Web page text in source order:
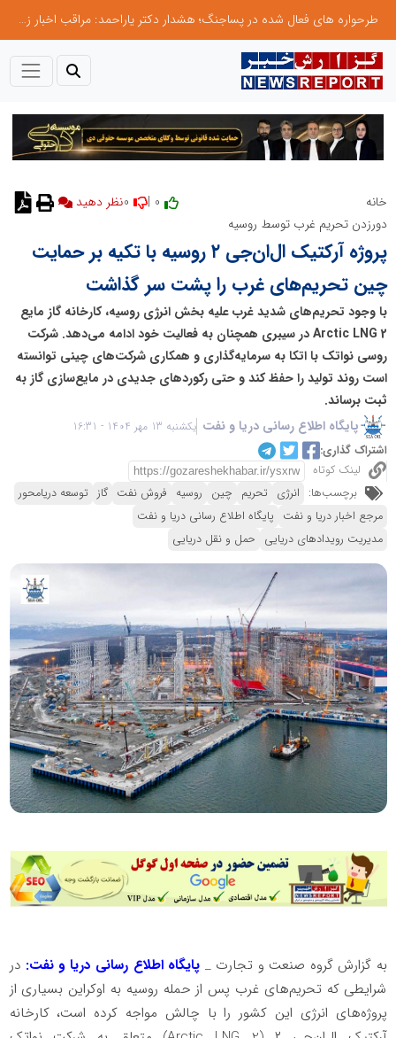
طرحواره های فعال شده در پساجنگ؛ هشدار دکتر یاراحمد: مراقب اخبار زرد و واکنش های هیجانی باشید
خانه
دورزدن تحریم غرب توسط روسیه
پروژه آرکتیک ال‌ان‌جی ۲ روسیه با تکیه بر حمایت
چین تحریم‌های غرب را پشت سر گذاشت
با وجود تحریم‌های شدید غرب علیه بخش انرژی روسیه، کارخانه گاز مایع
Arctic LNG 2 در سیبری همچنان به فعالیت خود ادامه می‌دهد. شرکت
روسی نواتک با اتکا به سرمایه‌گذاری و همکاری شرکت‌های چینی توانسته
است روند تولید را حفظ کند و حتی رکوردهای جدیدی در مایع‌سازی گاز به
ثبت برساند.
پایگاه اطلاع رسانی دریا و نفت یکشنبه 13 مهر 1404 - 16:31
اشتراک گذاری:
لینک کوتاه
برچسب‌ها: انرژی تحریم چین روسیه فروش نفت گاز توسعه دریامحور
مرجع اخبار دریا و نفت پایگاه اطلاع رسانی دریا و نفت
مدیریت رویدادهای دریایی حمل و نقل دریایی
به گزارش گروه صنعت و تجارت _ پایگاه اطلاع رسانی دریا و نفت: در
شرایطی که تحریم‌های غرب پس از حمله روسیه به اوکراین بسیاری از
پروژه‌های انرژی این کشور را با چالش مواجه کرده است، کارخانه